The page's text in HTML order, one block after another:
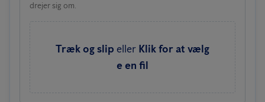
drejer sig om.
Træk og slip eller Klik for at vælg
e en fil